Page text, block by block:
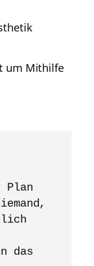
um Mithilfe
Plan
das